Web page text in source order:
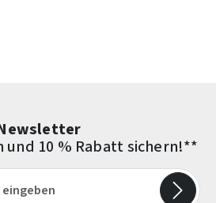
10 % Rabatt sichern!**